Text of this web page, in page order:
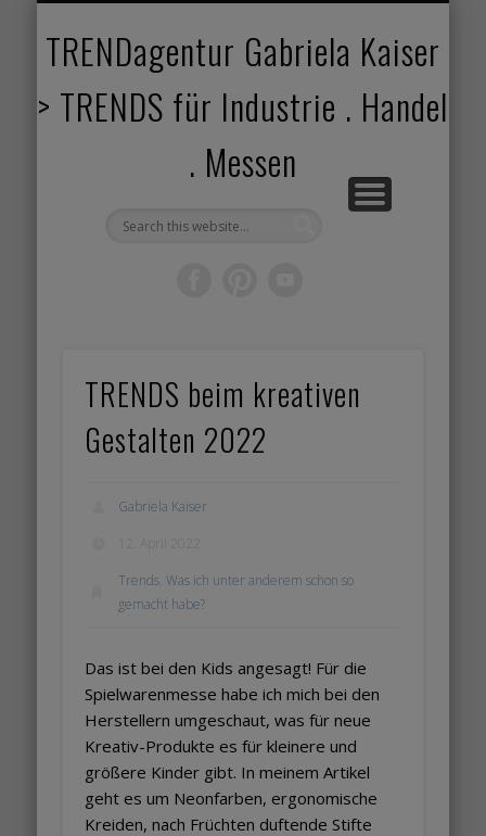
TRENDagentur Gabriela Kaiser
> TRENDS für Industrie . Handel
. Messen
TRENDS beim kreativen
Gestalten 2022
Gabriela Kaiser
Trends ,Was ich unter anderem schon so
gemacht habe?
Das ist bei den Kids angesagt! Für die
Spielwarenmesse habe ich mich bei den
Herstellern umgeschaut, was für neue
Kreativ-Produkte es für kleinere und
größere Kinder gibt. In meinem Artikel
geht es um Neonfarben, ergonomische
Kreiden, nach Früchten duftende Stifte